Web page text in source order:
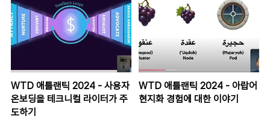
WTD 애틀랜틱 2024 - 사용자
온보딩을 테크니컬 라이터가 주
도하기
WTD 애틀랜틱 2024 - 아랍어
현지화 경험에 대한 이야기